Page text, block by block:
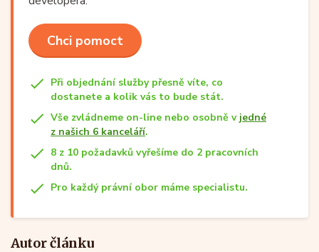
Chci pomoct
Při objednání služby přesně víte, co
dostanete a kolik vás to bude stát.
Vše zvládneme on-line nebo osobně v jedné
z našich 6 kanceláří.
8 z 10 požadavků vyřešíme do 2 pracovních
dnů.
Pro každý právní obor máme specialistu.
Autor článku